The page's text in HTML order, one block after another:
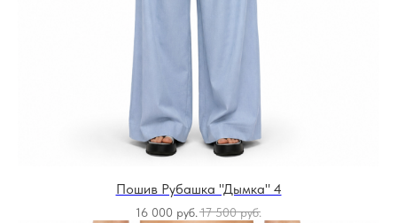
Пошив Рубашка "Дымка" 4
16 000 руб. 17 500 руб.